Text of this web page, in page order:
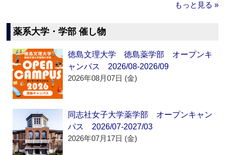
もっと見る »
薬系大学・学部 催し物
徳島文理大学 徳島薬学部 オープンキ
ャンパス 2026/08-2026/09
2026年08月07日 (金)
同志社女子大学薬学部 オープンキャン
パス 2026/07-2027/03
2026年07月17日 (金)